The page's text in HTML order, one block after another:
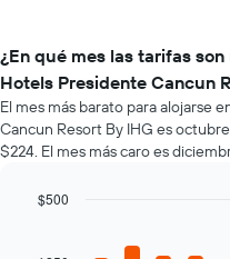
¿En qué mes las tarifas
Hotels Presidente Cancun
El mes más barato para alojarse
Cancun Resort By IHG es
$224. El mes más caro es
$500